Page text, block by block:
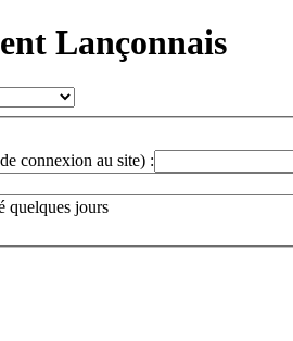
Lançonnais
connexion au site) :
quelques jours